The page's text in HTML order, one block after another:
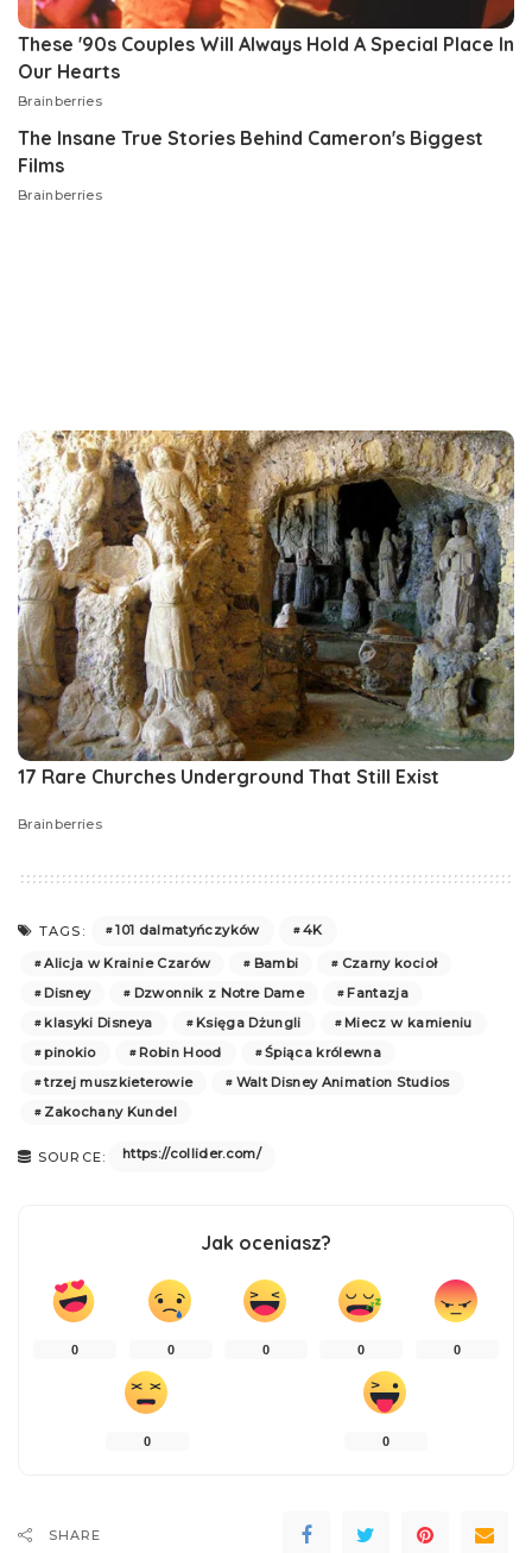
TAGS: 101 dalmatyńczyków
4K
Alicja w Krainie Czarów
Bambi
Czarny kocioł
Disney
Dzwonnik z Notre Dame
Fantazja
klasyki Disneya
Księga Dżungli
Miecz w kamieniu
pinokio
Robin Hood
Śpiąca królewna
trzej muszkieterowie
Walt Disney Animation Studios
Zakochany Kundel
SOURCE: https://collider.com/
Jak oceniasz?
0 0 0 0 0
0 0
SHARE